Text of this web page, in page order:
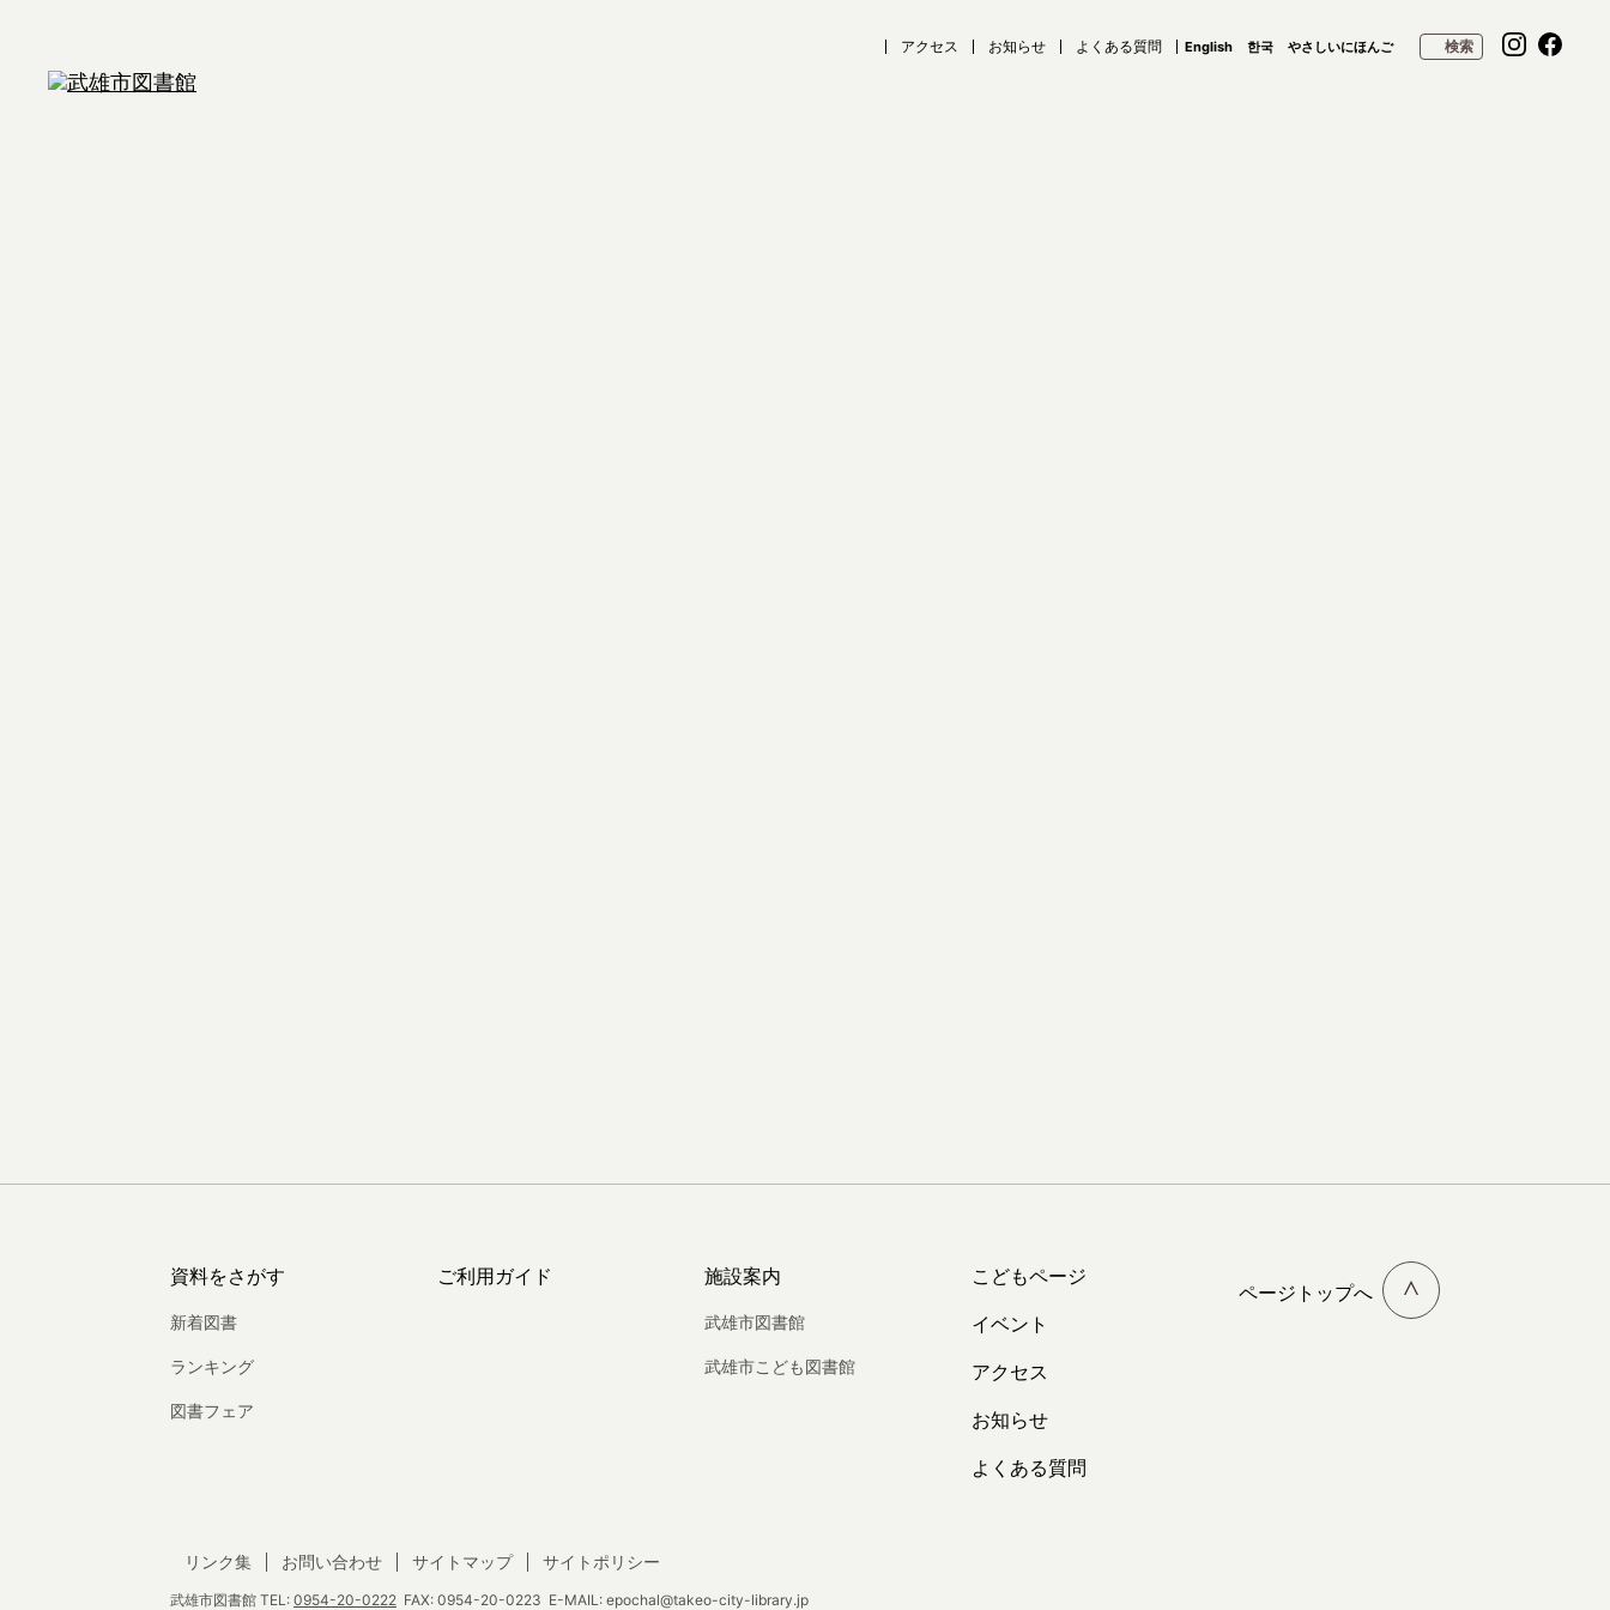
アクセス お知らせ よくある質問 English 한국 やさしいにほんご 検索
資料をさがす
新着図書
ランキング
図書フェア
ご利用ガイド 施設案内
武雄市図書館
武雄市こども図書館
こどもページ
イベント
アクセス
お知らせ
よくある質問
ページトップへ
武雄市図書館 TEL: 0954-20-0222 FAX: 0954-20-0223 E-MAIL: epochal@takeo-city-library.jp
リンク集 お問い合わせ サイトマップ サイトポリシー